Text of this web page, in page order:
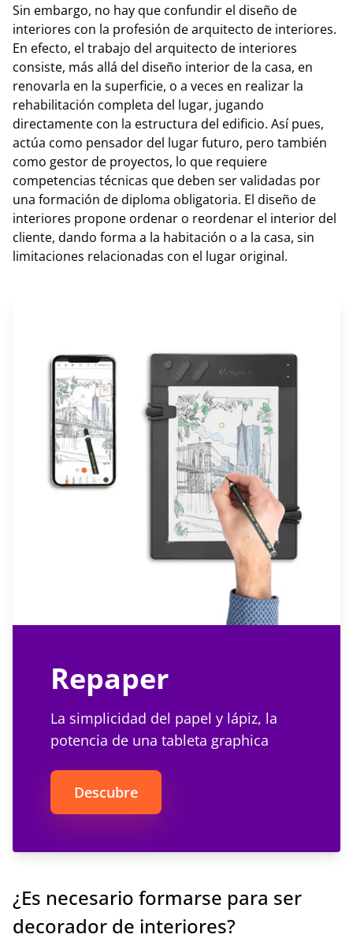
Sin embargo, no hay que confundir el diseño de
interiores con la profesión de arquitecto de interiores.
En efecto, el trabajo del arquitecto de interiores
consiste, más allá del diseño interior de la casa, en
renovarla en la superficie, o a veces en realizar la
rehabilitación completa del lugar, jugando
directamente con la estructura del edificio. Así pues,
actúa como pensador del lugar futuro, pero también
como gestor de proyectos, lo que requiere
competencias técnicas que deben ser validadas por
una formación de diploma obligatoria. El diseño de
interiores propone ordenar o reordenar el interior del
cliente, dando forma a la habitación o a la casa, sin
limitaciones relacionadas con el lugar original.
Repaper
La simplicidad del papel y lápiz, la
potencia de una tableta graphica
Descubre
¿Es necesario formarse para ser
decorador de interiores?